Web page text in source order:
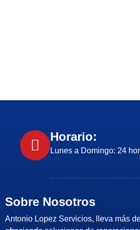
Horario:
Lunes a Domingo: 24
Sobre Nosotros
Antonio Lopez Servicios, lleva más